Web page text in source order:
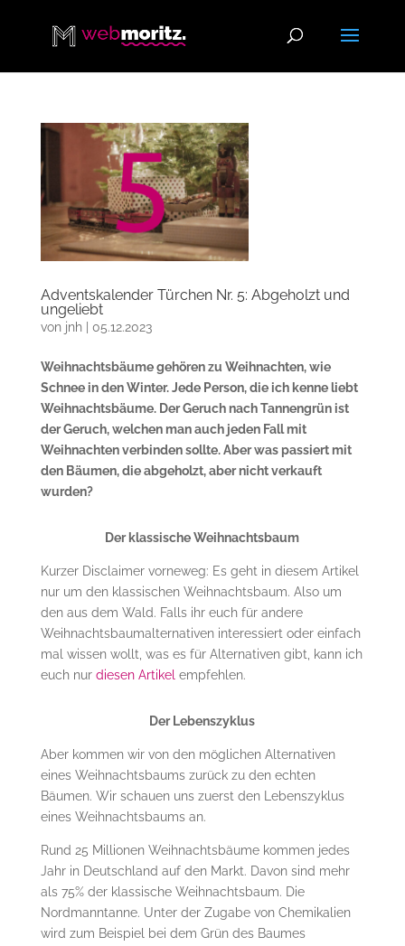
Adventskalender Türchen Nr. 5: Abgeholzt und
ungeliebt
von jnh| 05.12.2023
Weihnachtsbäume gehören zu Weihnachten, wie
Schnee in den Winter. Jede Person, die ich kenne liebt
Weihnachtsbäume. Der Geruch nach Tannengrün ist
der Geruch, welchen man auch jeden Fall mit
Weihnachten verbinden sollte. Aber was passiert mit
den Bäumen, die abgeholzt, aber nicht verkauft
wurden?
Der klassische Weihnachtsbaum
Kurzer Disclaimer vorneweg: Es geht in diesem Artikel
nur um den klassischen Weihnachtsbaum. Also um
den aus dem Wald. Falls ihr euch für andere
Weihnachtsbaumalternativen interessiert oder einfach
mal wissen wollt, was es für Alternativen gibt, kann ich
euch nur diesen Artikelempfehlen.
Der Lebenszyklus
Aber kommen wir von den möglichen Alternativen
eines Weihnachtsbaums zurück zu den echten
Bäumen. Wir schauen uns zuerst den Lebenszyklus
eines Weihnachtsbaums an.
Rund 25 Millionen Weihnachtsbäume kommen jedes
Jahr in Deutschland auf den Markt. Davon sind mehr
als 75% der klassische Weihnachtsbaum. Die
Nordmanntanne. Unter der Zugabe von Chemikalien
wird zum Beispiel bei dem Grün des Baumes